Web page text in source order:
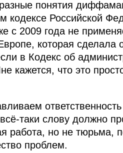
понятия
кодексе Российской
с 2009 года не
которая
в Кодекс об
кажется, что это
слову должно
работа, но не тюрьма,
проблем.